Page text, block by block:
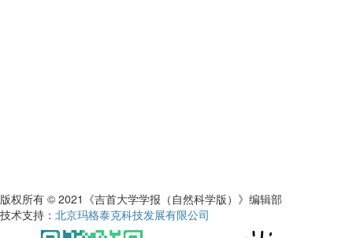
版权所有 © 2021《吉首大学学报（自然科学版）》编辑部
技术支持： 北京玛格泰克科技发展有限公司